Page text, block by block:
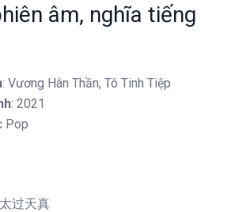
âm, nghĩa tiếng
: Vương Hân Thần, Tô Tinh Tiệp
: 2021
Pop
过天真